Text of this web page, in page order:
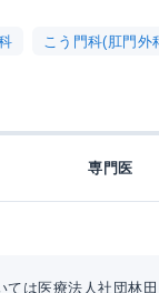
こう門科(肛門外
専門医
は医療法人社団林